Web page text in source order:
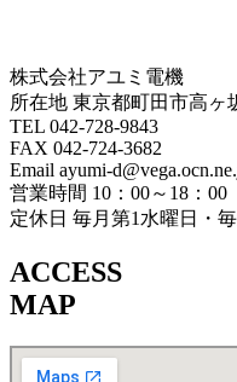
株式会社アユミ電機
所在地 東京都町田市高ヶ
TEL 042-728-9843
FAX 042-724-3682
Email ayumi-
営業時間 10：00～18：00
定休日 毎月第1水曜日・
ACCESS
MAP